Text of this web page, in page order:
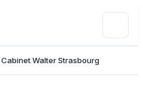
Cabinet Walter Strasbourg